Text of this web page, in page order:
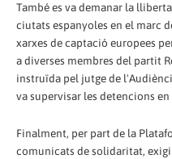
També es va demanar la
ciutats espanyoles en el marc
xarxes de captació europees
a diverses membres del partit
instruïda pel jutge de
va supervisar les detencions
Finalment, per part de la
comunicats de solidaritat,